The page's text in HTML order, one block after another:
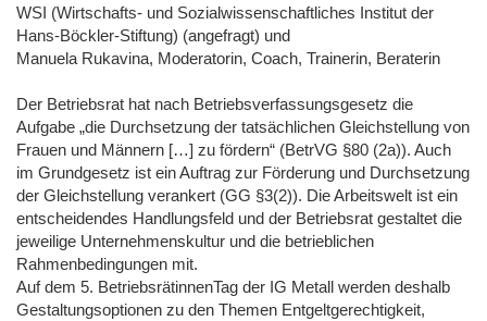
WSI (Wirtschafts- und Sozialwissenschaftliches Institut der
Hans-Böckler-Stiftung) (angefragt) und
Manuela Rukavina, Moderatorin, Coach, Trainerin, Beraterin
Der Betriebsrat hat nach Betriebsverfassungsgesetz die
Aufgabe „die Durchsetzung der tatsächlichen Gleichstellung von
Frauen und Männern […] zu fördern“ (BetrVG §80 (2a)). Auch
im Grundgesetz ist ein Auftrag zur Förderung und Durchsetzung
der Gleichstellung verankert (GG §3(2)). Die Arbeitswelt ist ein
entscheidendes Handlungsfeld und der Betriebsrat gestaltet die
jeweilige Unternehmenskultur und die betrieblichen
Rahmenbedingungen mit.
Auf dem 5. BetriebsrätinnenTag der IG Metall werden deshalb
Gestaltungsoptionen zu den Themen Entgeltgerechtigkeit,